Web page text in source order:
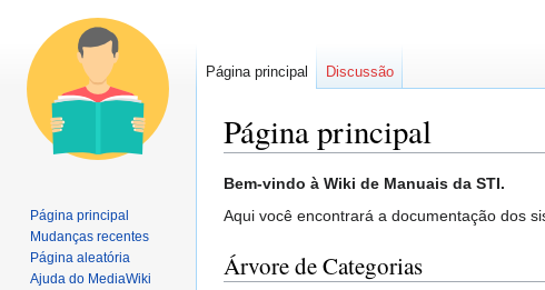
Página principal
Ir
para
Ir
para
Bem-vindo à Wiki de Manuais da STI.
Aqui você encontrará a documentação dos
Árvore de Categorias
Página principal Discussão
Página principal
Mudanças recentes
Página aleatória
Ajuda do MediaWiki